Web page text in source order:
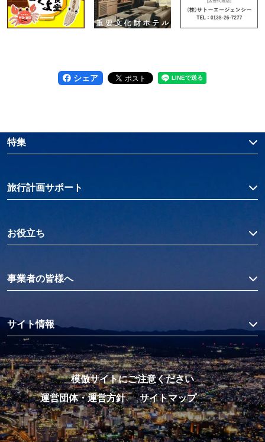
シェア
特集
旅行計画サポート
お役立ち
事業者の皆様へ
サイト情報
模倣サイトにご注意ください
運営団体・運営方針
サイトマップ